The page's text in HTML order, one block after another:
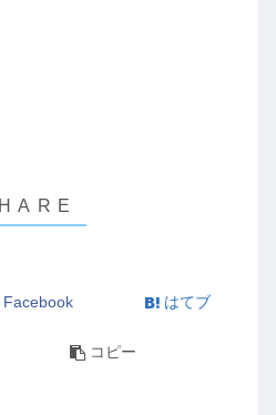
Facebook はてブ
コピー